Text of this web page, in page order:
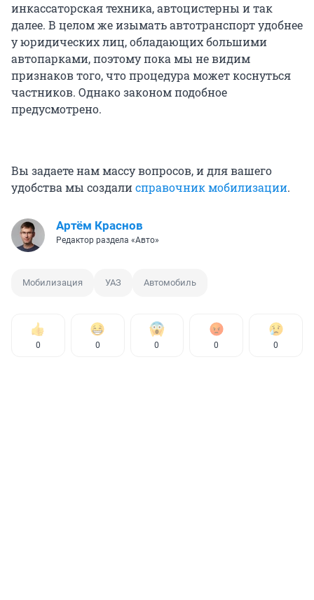
инкассаторская техника, автоцистерны и так
далее. В целом же изымать автотранспорт удобнее
у юридических лиц, обладающих большими
автопарками, поэтому пока мы не видим
признаков того, что процедура может коснуться
частников. Однако законом подобное
предусмотрено.
Вы задаете нам массу вопросов, и для вашего
удобства мы создалисправочник мобилизации.
Артём Краснов
Редактор раздела «Авто»
Мобилизация УАЗ Автомобиль
0 0 0 0 0